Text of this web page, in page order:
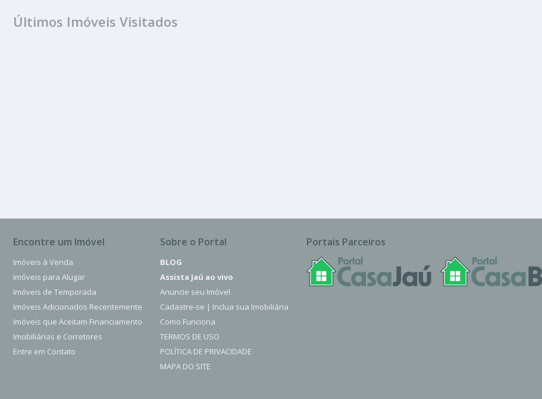
Últimos Imóveis Visitados
Encontre um Imóvel
Imóveis à Venda
Imóveis para Alugar
Imóveis de Temporada
Imóveis Adicionados Recentemente
Imóveis que Aceitam Financiamento
Imobiliárias e Corretores
Entre em Contato
Sobre o Portal
BLOG
Assista Jaú ao vivo
Anuncie seu Imóvel
Cadastre-se | Inclua sua Imobiliária
Como Funciona
TERMOS DE USO
POLÍTICA DE PRIVACIDADE
MAPA DO SITE
Portais Parceiros